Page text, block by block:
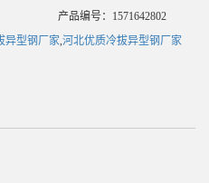
产品编号：1571642802
异型钢厂家,河北优质冷拔异型钢厂家